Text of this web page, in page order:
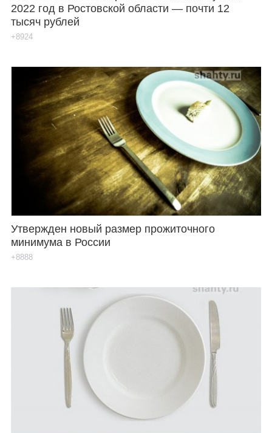
2022 год в Ростовской области — почти 12
тысяч рублей
+8924
Утвержден новый размер прожиточного
минимума в России
+8888